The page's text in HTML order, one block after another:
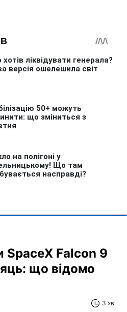
SpaceX Falcon 9
що відомо
3 хв